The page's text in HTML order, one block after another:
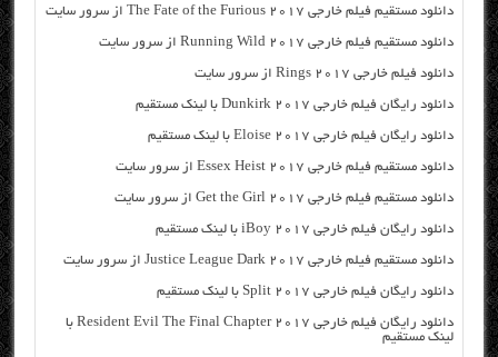
دانلود مستقیم فیلم خارجی The Fate of the Furious 2017 از سرور سایت
دانلود مستقیم فیلم خارجی Running Wild 2017 از سرور سایت
دانلود فیلم خارجی Rings 2017 از سرور سایت
دانلود رایگان فیلم خارجی Dunkirk 2017 با لینک مستقیم
دانلود رایگان فیلم خارجی Eloise 2017 با لینک مستقیم
دانلود مستقیم فیلم خارجی Essex Heist 2017 از سرور سایت
دانلود مستقیم فیلم خارجی Get the Girl 2017 از سرور سایت
دانلود رایگان فیلم خارجی iBoy 2017 با لینک مستقیم
دانلود مستقیم فیلم خارجی Justice League Dark 2017 از سرور سایت
دانلود رایگان فیلم خارجی Split 2017 با لینک مستقیم
دانلود رایگان فیلم خارجی Resident Evil The Final Chapter 2017 با
لینک مستقیم